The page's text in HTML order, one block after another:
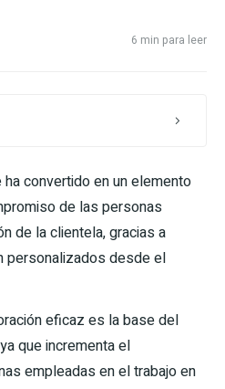
6 min para leer
convertido en un elemento
de las personas
de la clientela, gracias a
personalizados desde el
eficaz es la base del
que incrementa el
empleadas en el trabajo en